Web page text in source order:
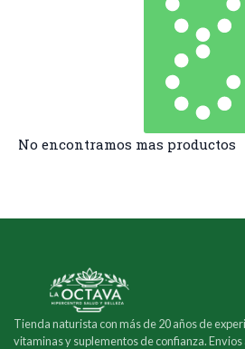
No encontramos mas productos
Tienda naturista con más de 20 años de
vitaminas y suplementos de confianza.